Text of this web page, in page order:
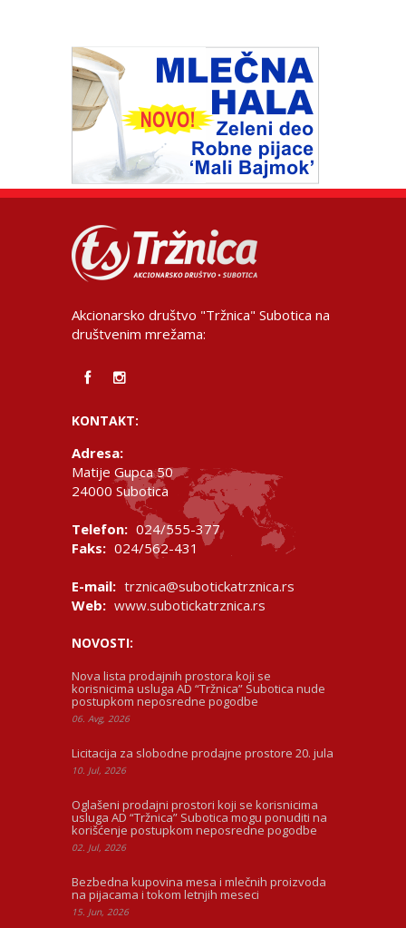
Akcionarsko društvo "Tržnica" Subotica na
društvenim mrežama:
KONTAKT:
Adresa:
Matije Gupca 50
24000 Subotica
Telefon: 024/555-377
Faks: 024/562-431
E-mail: trznica@subotickatrznica.rs
Web: www.subotickatrznica.rs
NOVOSTI:
Nova lista prodajnih prostora koji se
korisnicima usluga AD “Tržnica” Subotica nude
postupkom neposredne pogodbe
06. Avg, 2026
Licitacija za slobodne prodajne prostore 20. jula
10. Jul, 2026
Oglašeni prodajni prostori koji se korisnicima
usluga AD “Tržnica” Subotica mogu ponuditi na
korišćenje postupkom neposredne pogodbe
02. Jul, 2026
Bezbedna kupovina mesa i mlečnih proizvoda
na pijacama i tokom letnjih meseci
15. Jun, 2026